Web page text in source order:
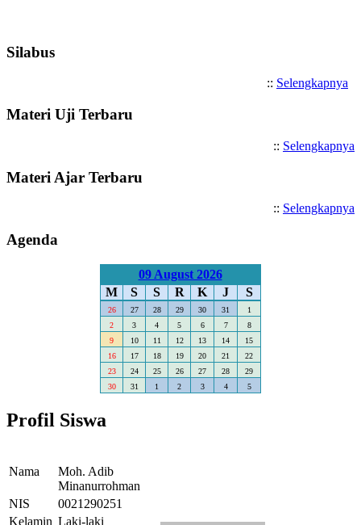
Silabus
:: Selengkapnya
Materi Uji Terbaru
:: Selengkapnya
Materi Ajar Terbaru
:: Selengkapnya
Agenda
09 August 2026
M
S S R K J S
26 27 28 29 30 31
1
2
3 4 5 6 7
8
9
10 11 12 13 14
15
16
17 18 19 20 21
22
23
24 25 26 27 28
29
30
31 1 2 3 4 5
Profil Siswa
Nama
Moh. Adib
Minanurrohman
NIS
0021290251
Kelamin Laki-laki